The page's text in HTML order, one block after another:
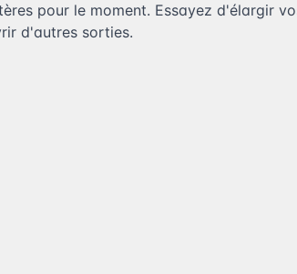
pour le moment. Essayez d'élargir
d'autres sorties.